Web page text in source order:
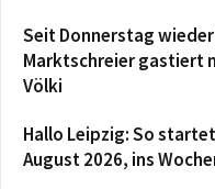
Seit Donnerstag
Marktschreier gastiert
Völki
Hallo Leipzig: So
August 2026, ins